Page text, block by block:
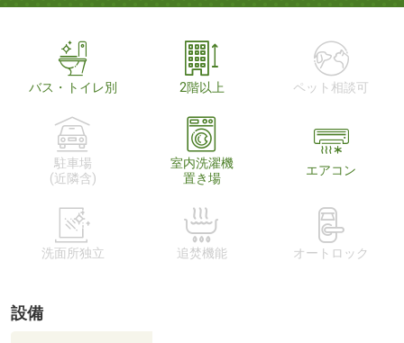
バス・トイレ別 2階以上 ペット相談可
駐車場
(近隣含)
室内洗濯機
置き場
エアコン
洗面所独立 追焚機能 オートロック
設備